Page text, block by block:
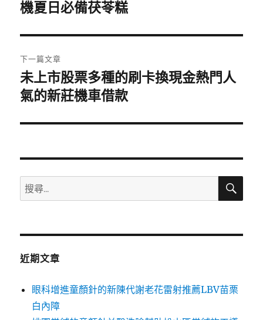
導
覽
一
文
章:
機夏日必備茯苓糕
下一篇文章
下
一
文
未上市股票多種的刷卡換現金熱門人
氣的新莊機車借款
搜
尋
鍵
搜
近期文章
眼科增進童顏針的新陳代謝老花雷射推薦LBV苗栗
白內障